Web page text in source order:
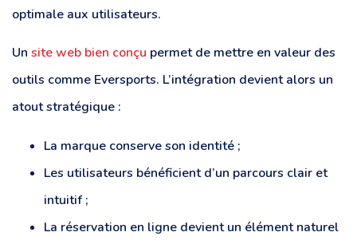
optimale aux utilisateurs.
Un site web bien conçu permet de mettre en valeur des
outils comme Eversports. L’intégration devient alors un
atout stratégique :
La marque conserve son identité ;
Les utilisateurs bénéficient d’un parcours clair et
intuitif ;
La réservation en ligne devient un élément naturel